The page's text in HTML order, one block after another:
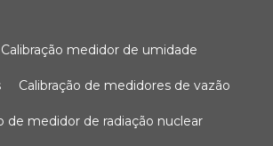
calibração medidor de umidade
calibração de medidores de vazão
de medidor de radiação nuclear